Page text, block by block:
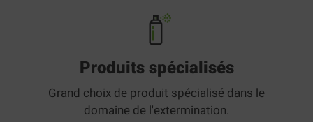
Produits spécialisés
Grand choix de produit spécialisé dans le
domaine de l'extermination.